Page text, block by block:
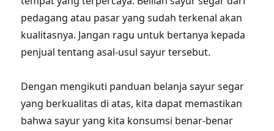
pedagang atau pasar yang sudah terkenal akan
kualitasnya. Jangan ragu untuk bertanya kepada
penjual tentang asal-usul sayur tersebut.
Dengan mengikuti panduan belanja sayur segar
yang berkualitas di atas, kita dapat memastikan
bahwa sayur yang kita konsumsi benar-benar